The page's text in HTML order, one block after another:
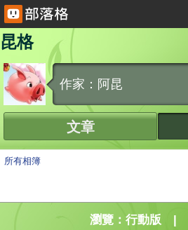
昆格
作家：阿昆
文章
所有相簿
瀏覽： 行動版 |